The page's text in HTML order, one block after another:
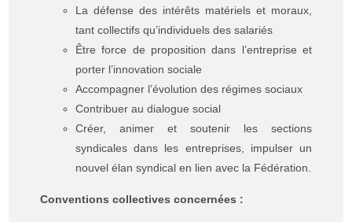
La défense des intérêts matériels et moraux,
tant collectifs qu’individuels des salariés
Être force de proposition dans l’entreprise et
porter l’innovation sociale
Accompagner l’évolution des régimes sociaux
Contribuer au dialogue social
Créer, animer et soutenir les sections
syndicales dans les entreprises, impulser un
nouvel élan syndical en lien avec la Fédération.
Conventions collectives concernées :